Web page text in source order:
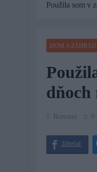
Použila som v
DOM A
dňoch
Romana 8